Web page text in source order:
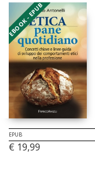
EBOOK - EPUB
EPUB
€ 19,99